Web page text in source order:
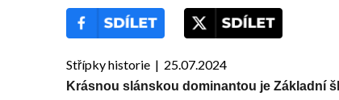
Střípky historie | 25.07.2024
Krásnou slánskou dominantou je Základní